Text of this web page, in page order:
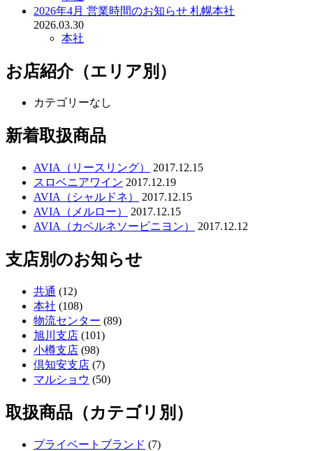
2026年4月 営業時間のお知らせ 札幌本社
2026.03.30
本社
お店紹介（エリア別）
カテゴリーなし
新着取扱商品
AVIA（リースリング）
2017.12.15
スロベニアワイン 2017.12.19
AVIA（シャルドネ）
2017.12.15
AVIA（メルロー）
2017.12.15
AVIA（カベルネソービニヨン）
2017.12.12
支店別のお知らせ
共通 (12)
本社 (108)
物流センター (89)
旭川支店 (101)
小樽支店 (98)
倶知安支店 (7)
マルショウ (50)
取扱商品（カテゴリ別）
プライベートブランド (7)